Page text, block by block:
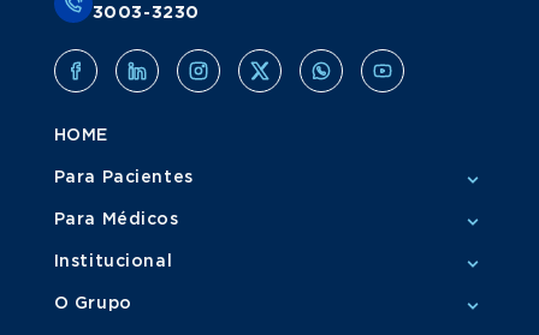
3003-3230
HOME
Para Pacientes
Para Médicos
Institucional
O Grupo